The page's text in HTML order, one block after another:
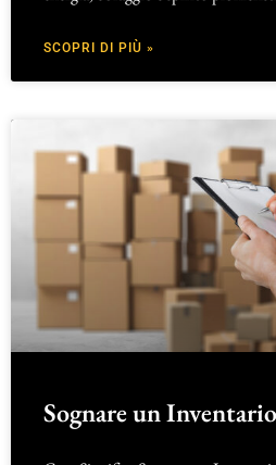
SCOPRI DI PIÙ »
Sognare un Inventario